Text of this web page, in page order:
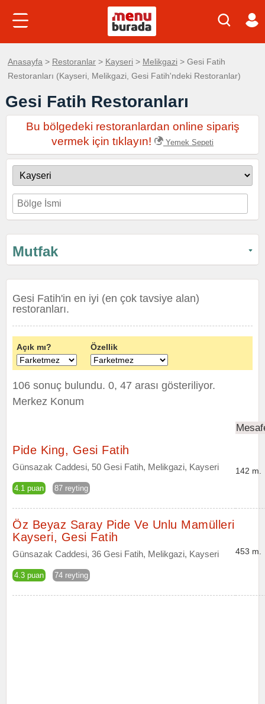
Anasayfa > Restoranlar > Kayseri > Melikgazi > Gesi Fatih
Restoranları (Kayseri, Melikgazi, Gesi Fatih'ndeki Restoranlar)
Gesi Fatih Restoranları
Bu bölgedeki restoranlardan online sipariş
vermek için tıklayın!
Yemek Sepeti
Mutfak
Gesi Fatih'in en iyi (en çok tavsiye alan)
restoranları.
Açık mı? Özellik
106 sonuç bulundu. 0, 47 arası gösteriliyor.
Merkez Konum
Pide King, Gesi Fatih
Günsazak Caddesi, 50 Gesi Fatih, Melikgazi, Kayseri
4.1 puan 87 reyting
142 m.
Öz Beyaz Saray Pide Ve Unlu Mamülleri
Kayseri, Gesi Fatih
Günsazak Caddesi, 36 Gesi Fatih, Melikgazi, Kayseri
4.3 puan 74 reyting
453 m.